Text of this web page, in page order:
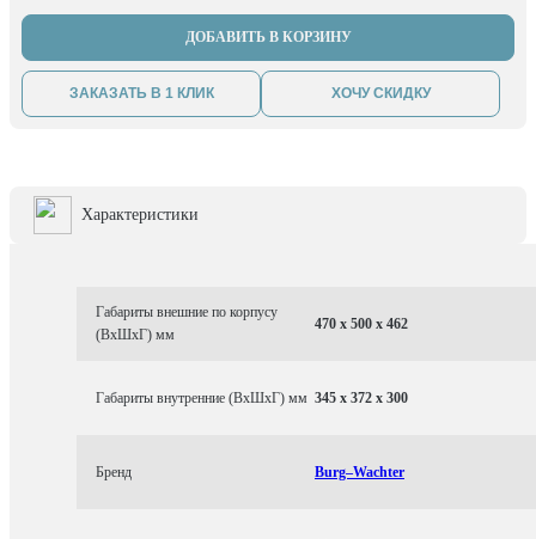
ДОБАВИТЬ В КОРЗИНУ
ЗАКАЗАТЬ В 1 КЛИК ХОЧУ СКИДКУ
Характеристики
Габариты внешние по корпусу
(ВхШхГ) мм
470 x 500 x 462
Габариты внутренние (ВхШхГ) мм 345 x 372 x 300
Бренд Burg–Wachter